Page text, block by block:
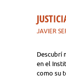
JAVIER
Descubrí
en el
como su